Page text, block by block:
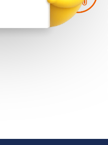
Получить подарок